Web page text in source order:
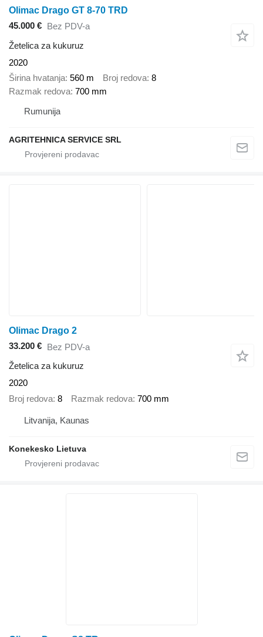
Olimac Drago GT 8-70 TRD
45.000 € Bez PDV-a
Žetelica za kukuruz
2020
Širina hvatanja 560 m Broj redova 8
Razmak redova 700 mm
Rumunija
AGRITEHNICA SERVICE SRL
Olimac Drago 2
33.200 € Bez PDV-a
Žetelica za kukuruz
2020
Broj redova 8 Razmak redova 700 mm
Litvanija, Kaunas
Konekesko Lietuva